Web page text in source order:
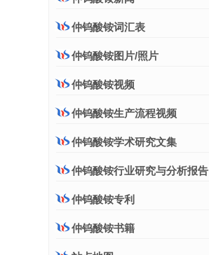
仲钨酸铵词汇表
仲钨酸铵图片/照片
仲钨酸铵视频
仲钨酸铵生产流程视频
仲钨酸铵学术研究文集
仲钨酸铵行业研究与分析报告
仲钨酸铵专利
仲钨酸铵书籍